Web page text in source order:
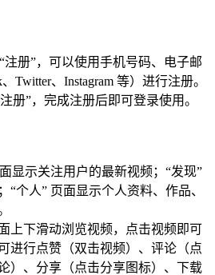
注册”，可以使用手机号码、电子邮
Twitter、Instagram 等）进行注册。
册”，完成注册后即可登录使用。
显示关注用户的最新视频；“发现”
“个人” 页面显示个人资料、作品、
上下滑动浏览视频，点击视频即可
进行点赞（双击视频）、评论（点
）、分享（点击分享图标）、下载